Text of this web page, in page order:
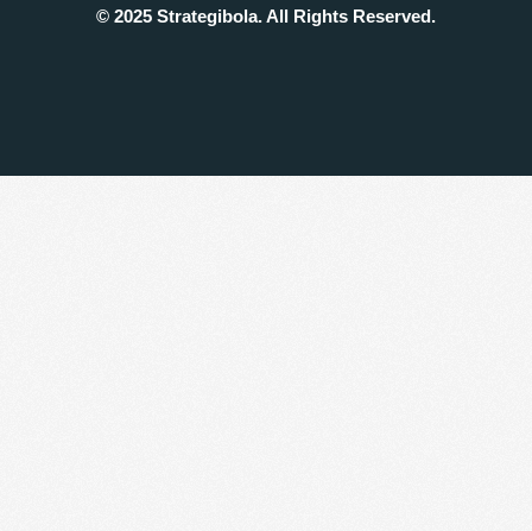
© 2025 Strategibola. All Rights Reserved.